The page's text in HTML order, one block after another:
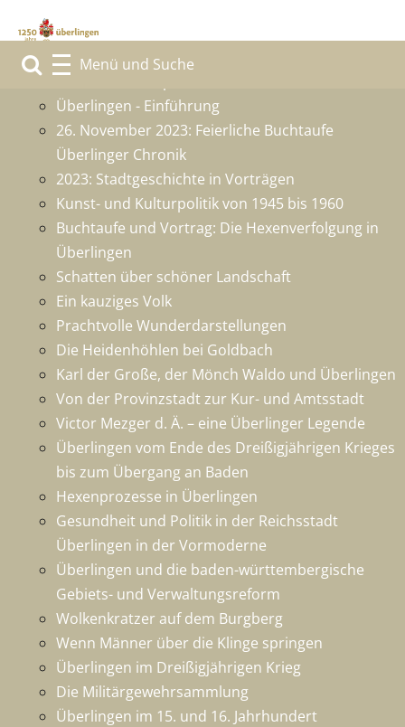
1250 Jahre Überlingen
Grußwort des Sponsors
Überlingen - Einführung
26. November 2023: Feierliche Buchtaufe
Überlinger Chronik
2023: Stadtgeschichte in Vorträgen
Kunst- und Kulturpolitik von 1945 bis 1960
Buchtaufe und Vortrag: Die Hexenverfolgung in
Überlingen
Schatten über schöner Landschaft
Ein kauziges Volk
Prachtvolle Wunderdarstellungen
Die Heidenhöhlen bei Goldbach
Karl der Große, der Mönch Waldo und Überlingen
Von der Provinzstadt zur Kur- und Amtsstadt
Victor Mezger d. Ä. – eine Überlinger Legende
Überlingen vom Ende des Dreißigjährigen Krieges
bis zum Übergang an Baden
Hexenprozesse in Überlingen
Gesundheit und Politik in der Reichsstadt
Überlingen in der Vormoderne
Überlingen und die baden-württembergische
Gebiets- und Verwaltungsreform
Wolkenkratzer auf dem Burgberg
Wenn Männer über die Klinge springen
Überlingen im Dreißigjährigen Krieg
Die Militärgewehrsammlung
Überlingen im 15. und 16. Jahrhundert